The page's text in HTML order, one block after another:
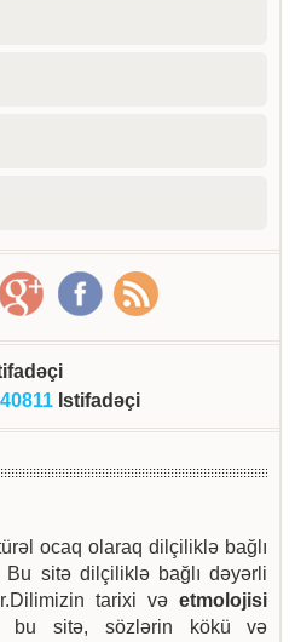
40811 Istifadəçi
ocaq olaraq dilçiliklə bağlı
Bu sitə dilçiliklə bağlı dəyərli
tarixi vəetmolojisi
bu sitə, sözlərin kökü və